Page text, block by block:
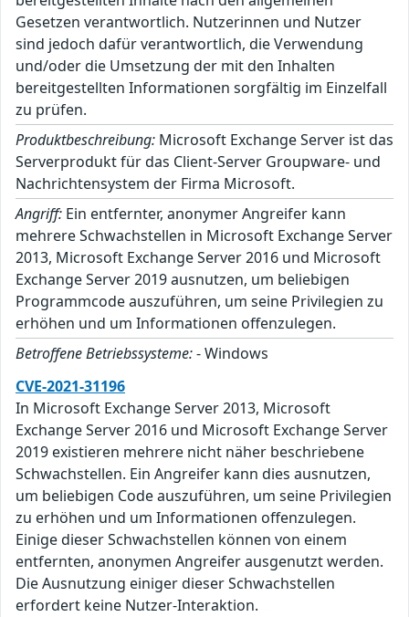
Gesetzen verantwortlich. Nutzerinnen und Nutzer
sind jedoch dafür verantwortlich, die Verwendung
und/oder die Umsetzung der mit den Inhalten
bereitgestellten Informationen sorgfältig im Einzelfall
zu prüfen.
Produktbeschreibung: Microsoft Exchange Server ist das
Serverprodukt für das Client-Server Groupware- und
Nachrichtensystem der Firma Microsoft.
Angriff: Ein entfernter, anonymer Angreifer kann
mehrere Schwachstellen in Microsoft Exchange Server
2013, Microsoft Exchange Server 2016 und Microsoft
Exchange Server 2019 ausnutzen, um beliebigen
Programmcode auszuführen, um seine Privilegien zu
erhöhen und um Informationen offenzulegen.
Betroffene Betriebssysteme:- Windows
CVE-2021-31196
In Microsoft Exchange Server 2013, Microsoft
Exchange Server 2016 und Microsoft Exchange Server
2019 existieren mehrere nicht näher beschriebene
Schwachstellen. Ein Angreifer kann dies ausnutzen,
um beliebigen Code auszuführen, um seine Privilegien
zu erhöhen und um Informationen offenzulegen.
Einige dieser Schwachstellen können von einem
entfernten, anonymen Angreifer ausgenutzt werden.
Die Ausnutzung einiger dieser Schwachstellen
erfordert keine Nutzer-Interaktion.